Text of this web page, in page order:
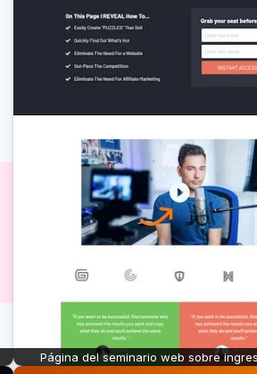
Página del seminario web sobre